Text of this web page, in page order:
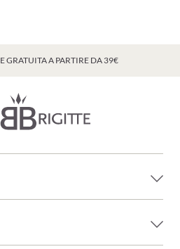
GRATUITA A PARTIRE DA 39€